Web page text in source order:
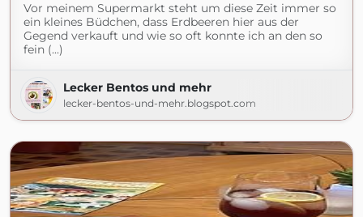
Vor meinem Supermarkt steht um diese Zeit immer so
ein kleines Büdchen, dass Erdbeeren hier aus der
Gegend verkauft und wie so oft konnte ich an den so
fein (...)
Lecker Bentos und mehr
lecker-bentos-und-mehr.blogspot.com